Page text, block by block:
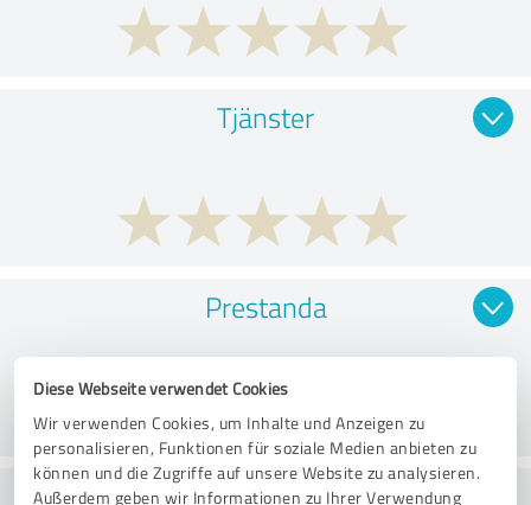
Diese Webseite verwendet Cookies
Wir verwenden Cookies, um Inhalte und Anzeigen zu
personalisieren, Funktionen für soziale Medien anbieten zu
können und die Zugriffe auf unsere Website zu analysieren.
Außerdem geben wir Informationen zu Ihrer Verwendung
Tjänster
Prestanda
Rådgivning